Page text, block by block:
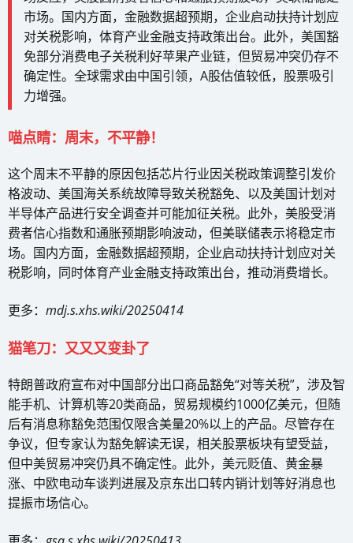
市场。国内方面，金融数据超预期，企业启动扶持计划应
对关税影响，体育产业金融支持政策出台。此外，美国豁
免部分消费电子关税利好苹果产业链，但贸易冲突仍存不
确定性。全球需求由中国引领，A股估值较低，股票吸引
力增强。
喵点睛：周末，不平静！
这个周末不平静的原因包括芯片行业因关税政策调整引发价
格波动、美国海关系统故障导致关税豁免、以及美国计划对
半导体产品进行安全调查并可能加征关税。此外，美股受消
费者信心指数和通胀预期影响波动，但美联储表示将稳定市
场。国内方面，金融数据超预期，企业启动扶持计划应对关
税影响，同时体育产业金融支持政策出台，推动消费增长。
更多： mdj.s.xhs.wiki/20250414
猫笔刀：又又又变卦了
特朗普政府宣布对中国部分出口商品豁免“对等关税”，涉及智
能手机、计算机等20类商品，贸易规模约1000亿美元，但随
后有消息称豁免范围仅限含美量20%以上的产品。尽管存在
争议，但专家认为豁免解读无误，相关股票板块有望受益，
但中美贸易冲突仍具不确定性。此外，美元贬值、黄金暴
涨、中欧电动车谈判进展及京东出口转内销计划等好消息也
提振市场信心。